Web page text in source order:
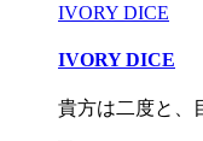
IVORY DICE
IVORY DICE
貴方は二度と、